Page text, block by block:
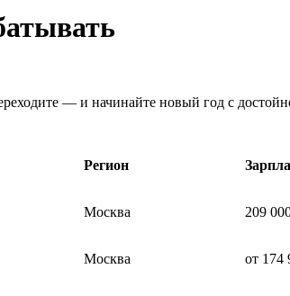
— и начинайте новый год с
Регион
Москва 209
Москва от 174